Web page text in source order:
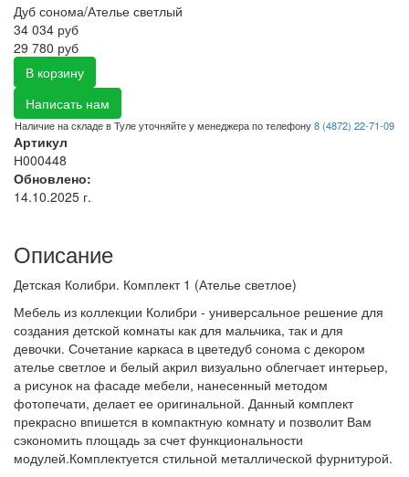
Дуб сонома/Ателье светлый
34 034 руб
29 780 руб
В корзину
Написать нам
Наличие на складе в Туле уточняйте у менеджера по телефону8 (4872) 22-71-09
Артикул
Н000448
Обновлено:
14.10.2025 г.
Описание
Детская Колибри. Комплект 1 (Ателье светлое)
Мебель из коллекции Колибри - универсальное решение для
создания детской комнаты как для мальчика, так и для
девочки. Сочетание каркаса в цветедуб сонома с декором
ателье светлое и белый акрил визуально облегчает интерьер,
а рисунок на фасаде мебели, нанесенный методом
фотопечати, делает ее оригинальной. Данный комплект
прекрасно впишется в компактную комнату и позволит Вам
сэкономить площадь за счет функциональности
модулей.Комплектуется стильной металлической фурнитурой.